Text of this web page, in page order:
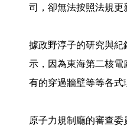
司，卻無法按照法規更
據政野淳子的研究與
示，因為東海第二核電
有的穿過牆壁等等各式
原子力規制廳的審查